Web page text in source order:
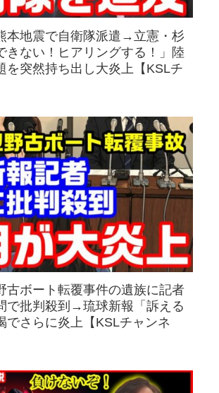
本地震で自衛隊派遣→立憲・杉
きない！ヒアリングする！」陸
を突然持ち出し大炎上【KSLチ
古ボート転覆事件の遺族に記者
で批判殺到→琉球新報「訴える
でさらに炎上【KSLチャンネ